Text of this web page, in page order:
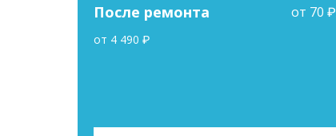
После ремонта от 70
от 4 490 ₽